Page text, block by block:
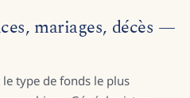
mariages, décès —
le type de fonds le plus